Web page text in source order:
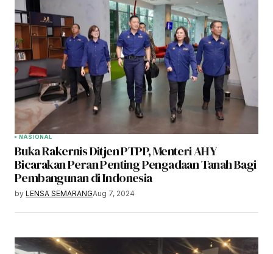
NASIONAL
Buka Rakernis Ditjen PTPP, Menteri AHY
Bicarakan Peran Penting Pengadaan Tanah Bagi
Pembangunan di Indonesia
by LENSA SEMARANGAug 7, 2024